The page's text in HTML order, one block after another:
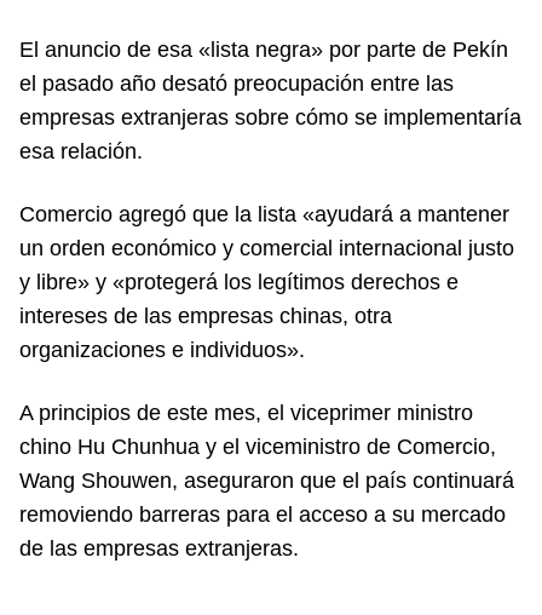
El anuncio de esa «lista negra» por parte de Pekín
el pasado año desató preocupación entre las
empresas extranjeras sobre cómo se implementaría
esa relación.
Comercio agregó que la lista «ayudará a mantener
un orden económico y comercial internacional justo
y libre» y «protegerá los legítimos derechos e
intereses de las empresas chinas, otra
organizaciones e individuos».
A principios de este mes, el viceprimer ministro
chino Hu Chunhua y el viceministro de Comercio,
Wang Shouwen, aseguraron que el país continuará
removiendo barreras para el acceso a su mercado
de las empresas extranjeras.